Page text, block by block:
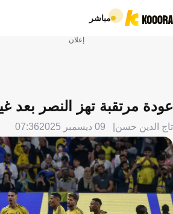
مباشر
إعلان
عودة مرتقبة تهز النصر بعد
تاج الدين حسن 09 ديسمبر 2025 07:36